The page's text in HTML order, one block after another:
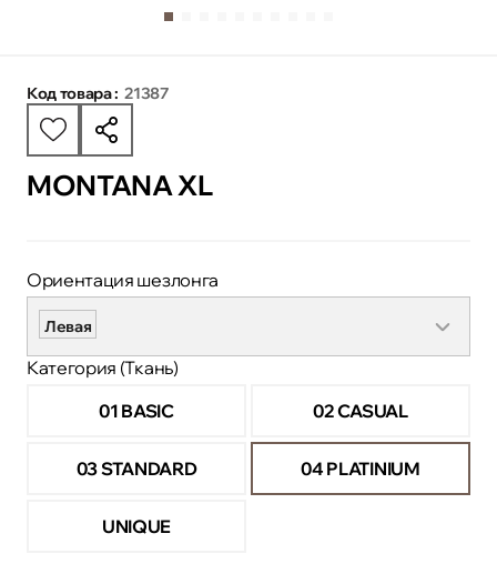
Код товара : 21387
MONTANA XL
Ориентация шезлонга
Левая
Категория (Ткань)
01 BASIC
02 CASUAL
03 STANDARD 04 PLATINIUM
UNIQUE